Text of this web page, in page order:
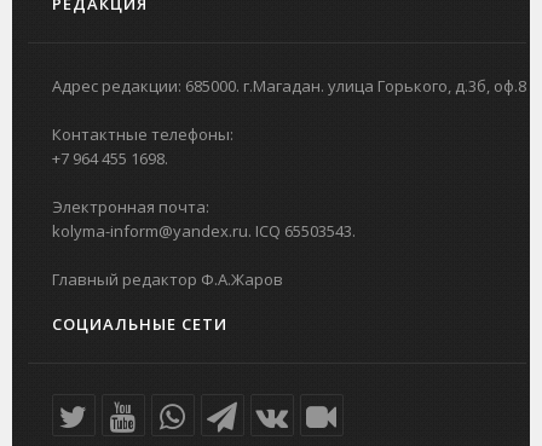
Адрес редакции: 685000. г.Магадан. улица Горького, д.3б, оф.8
Контактные телефоны:
+7 964 455 1698.
Электронная почта:
kolyma-inform@yandex.ru. ICQ 65503543.
Главный редактор Ф.А.Жаров
СОЦИАЛЬНЫЕ СЕТИ